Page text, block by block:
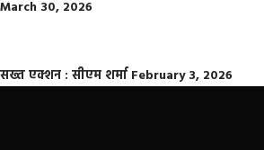
March 30, 2026
सख्त एक्शन : सीएम शर्मा February 3, 2026